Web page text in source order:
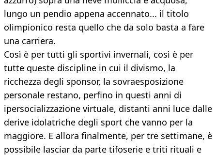
lungo un pendio appena accennato... il titolo
olimpionico resta quello che da solo basta a fare
una carriera.
Così è per tutti gli sportivi invernali, così è per
tutte queste discipline in cui il divismo, la
ricchezza degli sponsor, la sovraesposizione
personale restano, perfino in questi anni di
ipersocializzazione virtuale, distanti anni luce dalle
derive idolatriche degli sport che vanno per la
maggiore. E allora finalmente, per tre settimane, è
possibile lasciar da parte tifoserie e triti rituali e